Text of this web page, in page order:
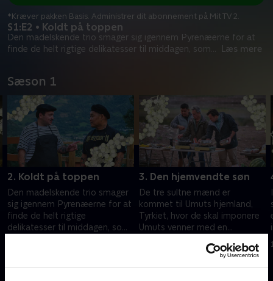
S1:E2 • Koldt på toppen
Den madelskende trio smager sig igennem Pyrenæerne for at
finde de helt rigtige delikatesser til middagen, som
Læs mere
*Kræver pakken Basis. Administrer dit abonnement på Mit TV 2.
Sæson 1
2. Koldt på toppen
Den madelskende trio smager
sig igennem Pyrenæerne for at
finde de helt rigtige
delikatesser til middagen, som
3. Den hjemvendte søn
De tre sultne mænd er
kommet til Umuts hjemland,
Tyrkiet, hvor de skal imponere
Umuts venner med en
Umuts far hjælper til.
4. september 2023 • 39 min